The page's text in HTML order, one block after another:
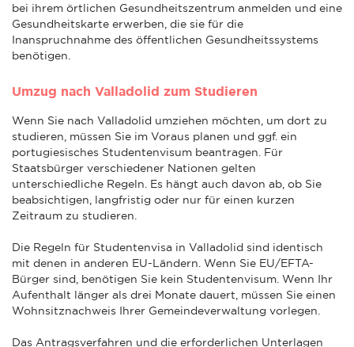
bei ihrem örtlichen Gesundheitszentrum anmelden und eine
Gesundheitskarte erwerben, die sie für die
Inanspruchnahme des öffentlichen Gesundheitssystems
benötigen.
Umzug nach Valladolid zum Studieren
Wenn Sie nach Valladolid umziehen möchten, um dort zu
studieren, müssen Sie im Voraus planen und ggf. ein
portugiesisches Studentenvisum beantragen. Für
Staatsbürger verschiedener Nationen gelten
unterschiedliche Regeln. Es hängt auch davon ab, ob Sie
beabsichtigen, langfristig oder nur für einen kurzen
Zeitraum zu studieren.
Die Regeln für Studentenvisa in Valladolid sind identisch
mit denen in anderen EU-Ländern. Wenn Sie EU/EFTA-
Bürger sind, benötigen Sie kein Studentenvisum. Wenn Ihr
Aufenthalt länger als drei Monate dauert, müssen Sie einen
Wohnsitznachweis Ihrer Gemeindeverwaltung vorlegen.
Das Antragsverfahren und die erforderlichen Unterlagen